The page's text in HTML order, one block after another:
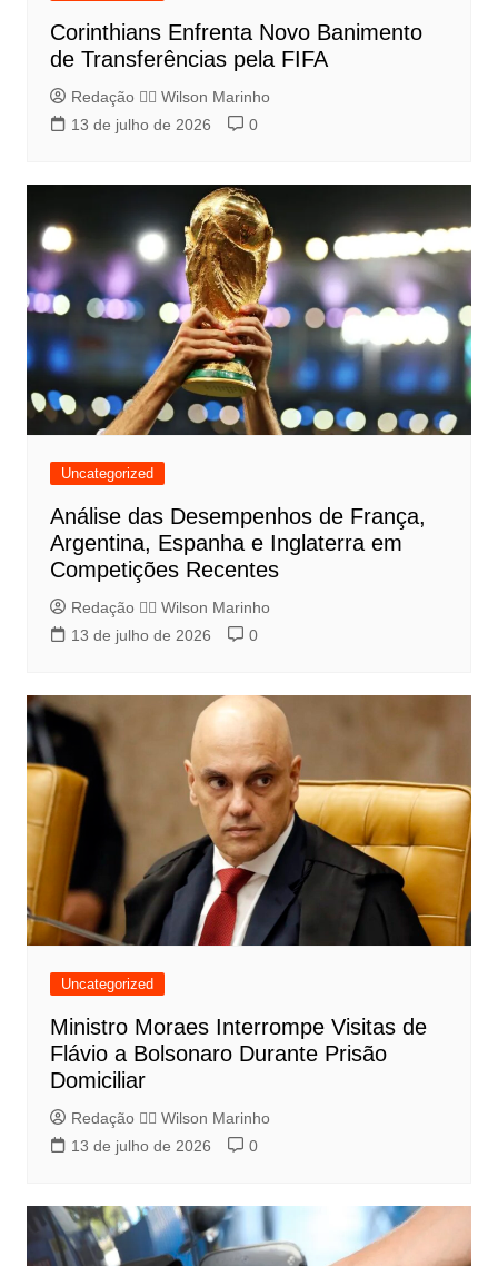
Corinthians Enfrenta Novo Banimento
de Transferências pela FIFA
Redação 👨‍⚖️​ Wilson Marinho
13 de julho de 2026
0
Uncategorized
Análise das Desempenhos de França,
Argentina, Espanha e Inglaterra em
Competições Recentes
Redação 👨‍⚖️​ Wilson Marinho
13 de julho de 2026
0
Uncategorized
Ministro Moraes Interrompe Visitas de
Flávio a Bolsonaro Durante Prisão
Domiciliar
Redação 👨‍⚖️​ Wilson Marinho
13 de julho de 2026
0